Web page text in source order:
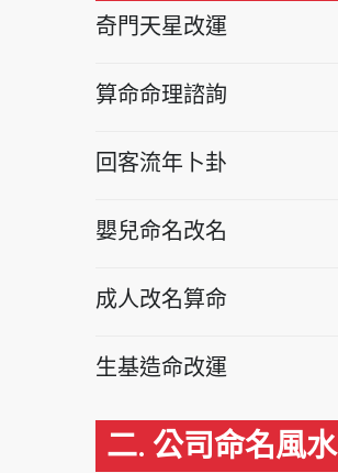
奇門天星改運
算命命理諮詢
回客流年卜卦
嬰兒命名改名
成人改名算命
生基造命改運
二. 公司命名風水